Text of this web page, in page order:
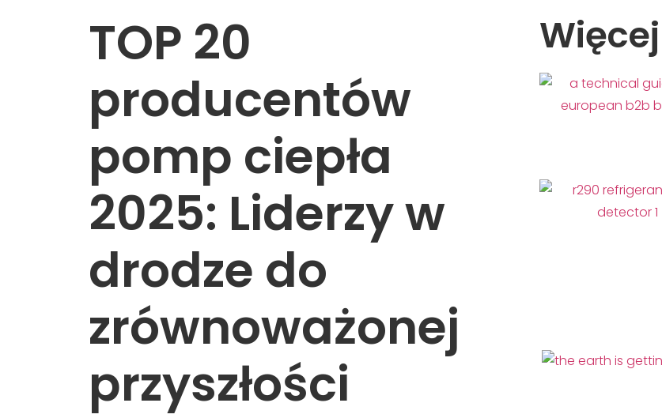
TOP 20
producentów
pomp ciepła
2025: Liderzy w
drodze do
zrównoważonej
przyszłości